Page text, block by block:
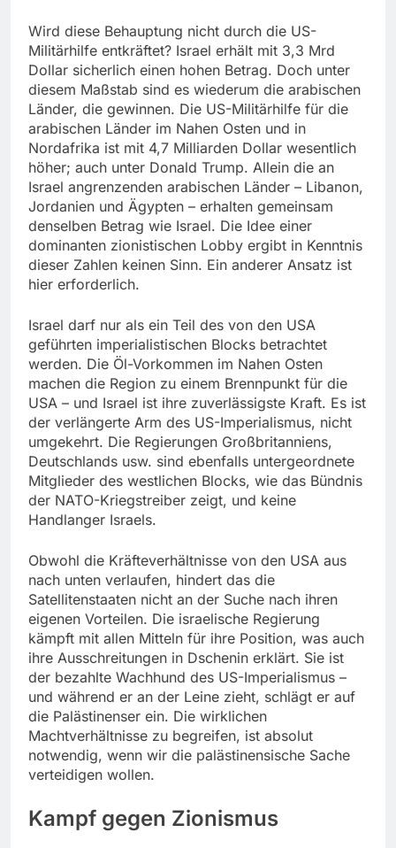
Wird diese Behauptung nicht durch die US-
Militärhilfe entkräftet? Israel erhält mit 3,3 Mrd
Dollar sicherlich einen hohen Betrag. Doch unter
diesem Maßstab sind es wiederum die arabischen
Länder, die gewinnen. Die US-Militärhilfe für die
arabischen Länder im Nahen Osten und in
Nordafrika ist mit 4,7 Milliarden Dollar wesentlich
höher; auch unter Donald Trump. Allein die an
Israel angrenzenden arabischen Länder – Libanon,
Jordanien und Ägypten – erhalten gemeinsam
denselben Betrag wie Israel. Die Idee einer
dominanten zionistischen Lobby ergibt in Kenntnis
dieser Zahlen keinen Sinn. Ein anderer Ansatz ist
hier erforderlich.
Israel darf nur als ein Teil des von den USA
geführten imperialistischen Blocks betrachtet
werden. Die Öl-Vorkommen im Nahen Osten
machen die Region zu einem Brennpunkt für die
USA – und Israel ist ihre zuverlässigste Kraft. Es ist
der verlängerte Arm des US-Imperialismus, nicht
umgekehrt. Die Regierungen Großbritanniens,
Deutschlands usw. sind ebenfalls untergeordnete
Mitglieder des westlichen Blocks, wie das Bündnis
der NATO-Kriegstreiber zeigt, und keine
Handlanger Israels.
Obwohl die Kräfteverhältnisse von den USA aus
nach unten verlaufen, hindert das die
Satellitenstaaten nicht an der Suche nach ihren
eigenen Vorteilen. Die israelische Regierung
kämpft mit allen Mitteln für ihre Position, was auch
ihre Ausschreitungen in Dschenin erklärt. Sie ist
der bezahlte Wachhund des US-Imperialismus –
und während er an der Leine zieht, schlägt er auf
die Palästinenser ein. Die wirklichen
Machtverhältnisse zu begreifen, ist absolut
notwendig, wenn wir die palästinensische Sache
verteidigen wollen.
Kampf gegen Zionismus